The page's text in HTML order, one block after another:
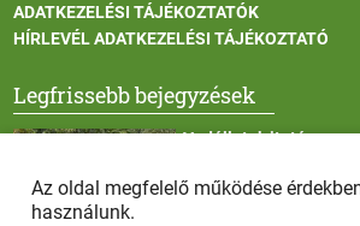
ADATKEZELÉSI TÁJÉKOZTATÓK
HÍRLEVÉL ADATKEZELÉSI TÁJÉKOZTATÓ
Legfrissebb bejegyzések
Vadállatok itatása a
Az oldal megfelelő működése
használunk.